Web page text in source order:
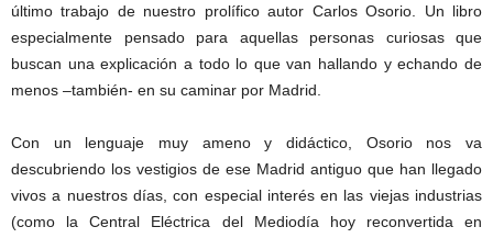
último trabajo de nuestro prolífico autor Carlos Osorio. Un libro
especialmente pensado para aquellas personas curiosas que
buscan una explicación a todo lo que van hallando y echando de
menos –también- en su caminar por Madrid.
Con un lenguaje muy ameno y didáctico, Osorio nos va
descubriendo los vestigios de ese Madrid antiguo que han llegado
vivos a nuestros días, con especial interés en las viejas industrias
(como la Central Eléctrica del Mediodía hoy reconvertida en